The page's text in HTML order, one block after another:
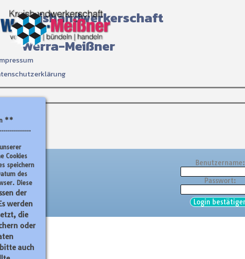
**
Cookies
speichern
des
Diese
der
werden
die
oder
auch
Kreishandwerkerschaft
Werra-Meißner
Menü überspringen
Benutzername:
Passwort: